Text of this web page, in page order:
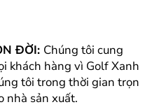
ĐỜI: Chúng tôi cung
khách hàng vì Golf Xanh
tôi trong thời gian trọn
nhà sản xuất.